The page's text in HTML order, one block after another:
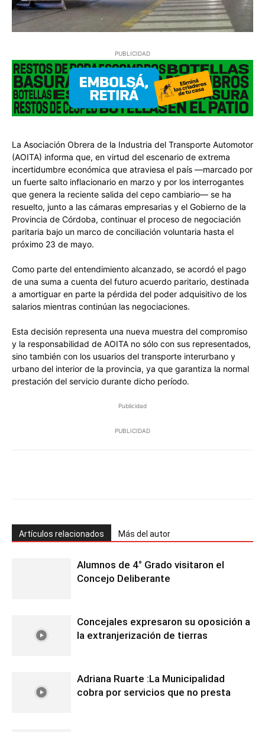
PUBLICIDAD
La Asociación Obrera de la Industria del Transporte Automotor
(AOITA) informa que, en virtud del escenario de extrema
incertidumbre económica que atraviesa el país —marcado por
un fuerte salto inflacionario en marzo y por los interrogantes
que genera la reciente salida del cepo cambiario— se ha
resuelto, junto a las cámaras empresarias y el Gobierno de la
Provincia de Córdoba, continuar el proceso de negociación
paritaria bajo un marco de conciliación voluntaria hasta el
próximo 23 de mayo.
Como parte del entendimiento alcanzado, se acordó el pago
de una suma a cuenta del futuro acuerdo paritario, destinada
a amortiguar en parte la pérdida del poder adquisitivo de los
salarios mientras continúan las negociaciones.
Esta decisión representa una nueva muestra del compromiso
y la responsabilidad de AOITA no sólo con sus representados,
sino también con los usuarios del transporte interurbano y
urbano del interior de la provincia, ya que garantiza la normal
prestación del servicio durante dicho período.
Publicidad
PUBLICIDAD
Artículos relacionados Más del autor
Alumnos de 4° Grado visitaron el
Concejo Deliberante
Concejales expresaron su oposición a
la extranjerización de tierras
Adriana Ruarte :La Municipalidad
cobra por servicios que no presta